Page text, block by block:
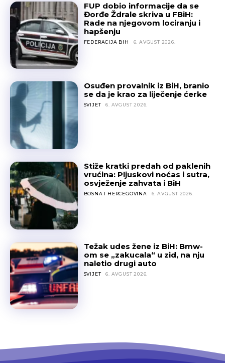
FUP dobio informacije da se
Đorđe Ždrale skriva u FBiH:
Rade na njegovom lociranju i
hapšenju
FEDERACIJA BIH 6. AVGUST 2026.
Osuđen provalnik iz BiH, branio
se da je krao za liječenje ćerke
SVIJET 6. AVGUST 2026.
Stiže kratki predah od paklenih
vrućina: Pljuskovi noćas i sutra,
osvježenje zahvata i BiH
BOSNA I HERCEGOVINA 6. AVGUST 2026.
Težak udes žene iz BiH: Bmw-
om se „zakucala“ u zid, na nju
naletio drugi auto
SVIJET 6. AVGUST 2026.